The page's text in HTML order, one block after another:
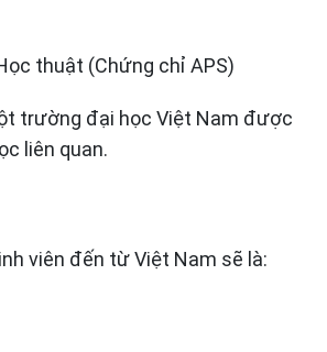
thuật (Chứng chỉ APS)
trường đại học Việt Nam được
liên quan.
viên đến từ Việt Nam sẽ là: